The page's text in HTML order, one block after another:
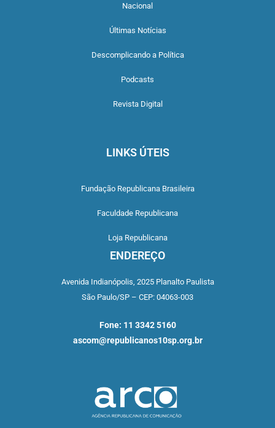
Nacional
Últimas Notícias
Descomplicando a Política
Podcasts
Revista Digital
LINKS ÚTEIS
Fundação Republicana Brasileira
Faculdade Republicana
Loja Republicana
ENDEREÇO
Avenida Indianópolis, 2025 Planalto Paulista
São Paulo/SP – CEP: 04063-003
Fone: 11 3342 5160
ascom@republicanos10sp.org.br